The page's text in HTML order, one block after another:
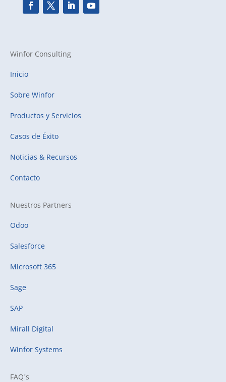
Winfor Consulting
Inicio
Sobre Winfor
Productos y Servicios
Casos de Éxito
Noticias & Recursos
Contacto
Nuestros Partners
Odoo
Salesforce
Microsoft 365
Sage
SAP
Mirall Digital
Winfor Systems
FAQ´s